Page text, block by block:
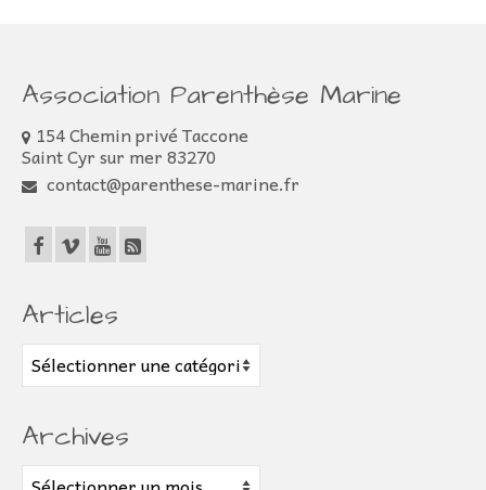
Association Parenthèse Marine
154 Chemin privé Taccone
Saint Cyr sur mer 83270
contact@parenthese-marine.fr
Articles
Articles
Archives
Archives